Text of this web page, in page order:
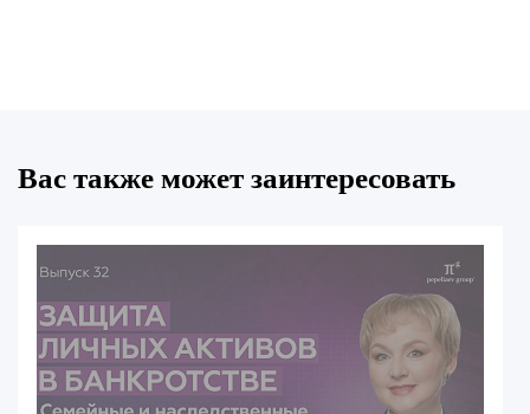
Вас также может заинтересовать